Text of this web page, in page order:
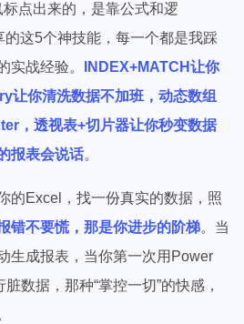
点出来的，是靠公式和逻
的这5个神技能，每一个都是我踩
实战经验。
INDEX+MATCH让你
让你清洗数据不加班，动态数组
，透视表+切片器让你秒变数据
报表会说话。
的Excel，找一份真实的数据，照
错不要慌，那是你进步的阶梯。当
生成报表，当你第一次用Power
数据，那种“掌控一切”的快感，